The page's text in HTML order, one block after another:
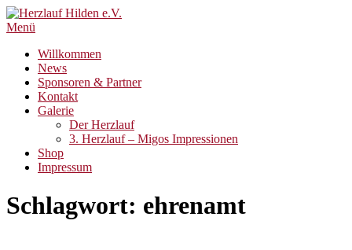
Zum
Inhalt
Menü
Willkommen
News
Sponsoren & Partner
Kontakt
Galerie
Der Herzlauf
3. Herzlauf – Migos Impressionen
Shop
Impressum
Schlagwort: ehrenamt